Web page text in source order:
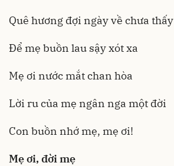
Quê hương đợi ngày về chưa thấy
Để mẹ buồn lau sậy xót xa
Mẹ ơi nước mắt chan hòa
Lời ru của mẹ ngân nga một đời
Con buồn nhớ mẹ, mẹ ơi!
Mẹ ơi, đời mẹ